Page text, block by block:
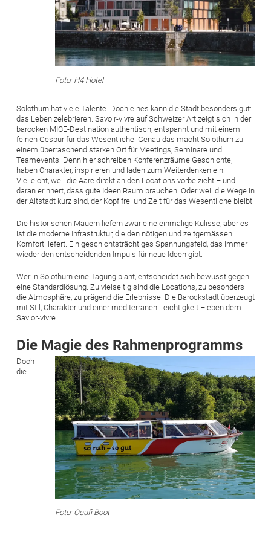
Foto: H4 Hotel
Solothurn hat viele Talente. Doch eines kann die Stadt besonders gut:
das Leben zelebrieren. Savoir-vivre auf Schweizer Art zeigt sich in der
barocken MICE-Destination authentisch, entspannt und mit einem
feinen Gespür für das Wesentliche. Genau das macht Solothurn zu
einem überraschend starken Ort für Meetings, Seminare und
Teamevents. Denn hier schreiben Konferenzräume Geschichte,
haben Charakter, inspirieren und laden zum Weiterdenken ein.
Vielleicht, weil die Aare direkt an den Locations vorbeizieht – und
daran erinnert, dass gute Ideen Raum brauchen. Oder weil die Wege in
der Altstadt kurz sind, der Kopf frei und Zeit für das Wesentliche bleibt.
Die historischen Mauern liefern zwar eine einmalige Kulisse, aber es
ist die moderne Infrastruktur, die den nötigen und zeitgemässen
Komfort liefert. Ein geschichtsträchtiges Spannungsfeld, das immer
wieder den entscheidenden Impuls für neue Ideen gibt.
Wer in Solothurn eine Tagung plant, entscheidet sich bewusst gegen
eine Standardlösung. Zu vielseitig sind die Locations, zu besonders
die Atmosphäre, zu prägend die Erlebnisse. Die Barockstadt überzeugt
mit Stil, Charakter und einer mediterranen Leichtigkeit – eben dem
Savior-vivre.
Die Magie des Rahmenprogramms
Bild
Foto: Oeufi Boot
Doch
die